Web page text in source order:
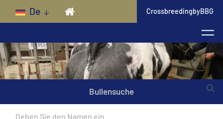
Skip to main content
De CrossbreedingbyBBG
Bullensuche